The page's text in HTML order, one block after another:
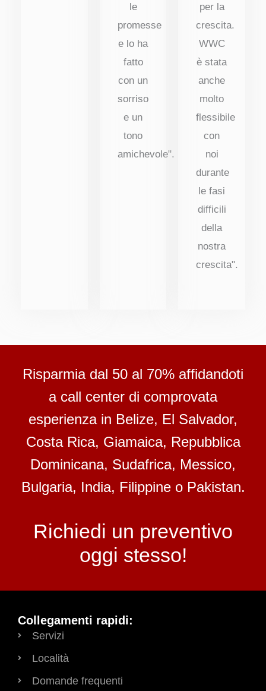
le
promesse
e lo ha
fatto
con un
sorriso
e un
tono
amichevole".
per la
crescita.
WWC
è stata
anche
molto
flessibile
con
noi
durante
le fasi
difficili
della
nostra
crescita".
Risparmia dal 50 al 70% affidandoti
a call center di comprovata
esperienza in Belize, El Salvador,
Costa Rica, Giamaica, Repubblica
Dominicana, Sudafrica, Messico,
Bulgaria, India, Filippine o Pakistan.
Richiedi un preventivo
oggi stesso!
Collegamenti rapidi:
Servizi
Località
Domande frequenti